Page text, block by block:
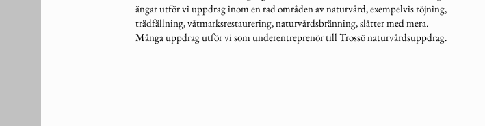
ängar utför vi uppdrag inom en rad områden av naturvård, exempelvis röjning,
trädfällning, våtmarksrestaurering, naturvårdsbränning, slåtter med mera.
Många uppdrag utför vi som underentreprenör till Trossö naturvårdsuppdrag.